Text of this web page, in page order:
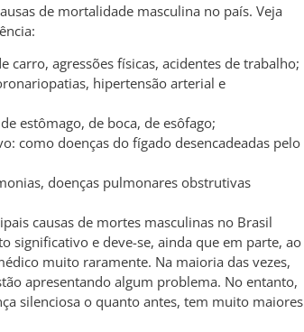
de mortalidade masculina no país. Veja
carro, agressões físicas, acidentes de trabalho;
hipertensão arterial e
estômago, de boca, de esôfago;
como doenças do fígado desencadeadas pelo
doenças pulmonares obstrutivas
causas de mortes masculinas no Brasil
significativo e deve-se, ainda que em parte, ao
muito raramente. Na maioria das vezes,
apresentando algum problema. No entanto,
silenciosa o quanto antes, tem muito maiores